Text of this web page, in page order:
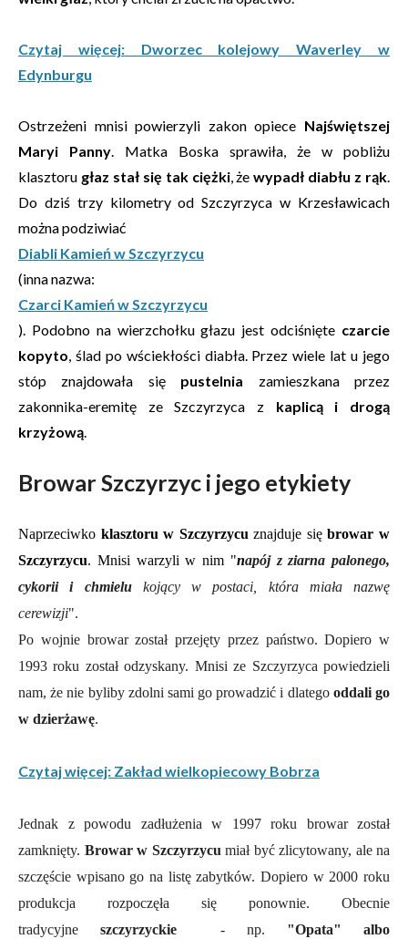
Czytaj więcej: Dworzec kolejowy Waverley w
Edynburgu
Ostrzeżeni mnisi powierzyli zakon opiece Najświętszej
Maryi Panny. Matka Boska sprawiła, że w pobliżu
klasztoru głaz stał się tak ciężki, żewypadł diabłu z rąk.
Do dziś trzy kilometry od Szczyrzyca w Krzesławicach
można podziwiać
Diabli Kamień w Szczyrzycu
(inna nazwa:
Czarci Kamień w Szczyrzycu
). Podobno na wierzchołku głazu jest odciśnięte czarcie
kopyto, ślad po wściekłości diabła. Przez wiele lat u jego
stóp znajdowała się pustelnia zamieszkana przez
zakonnika-eremitę ze Szczyrzyca z kaplicą i drogą
krzyżową.
Browar Szczyrzyc i jego etykiety
Naprzeciwko klasztoru w Szczyrzycu znajduje siębrowar w
Szczyrzycu. Mnisi warzyli w nim "napój z ziarna palonego,
cykorii i chmielukojący w postaci, która miała nazwę
cerewizji".
Po wojnie browar został przejęty przez państwo. Dopiero w
1993 roku został odzyskany. Mnisi ze Szczyrzyca powiedzieli
nam, że nie byliby zdolni sami go prowadzić i dlatego oddali go
w dzierżawę.
Czytaj więcej: Zakład wielkopiecowy Bobrza
Jednak z powodu zadłużenia w 1997 roku browar został
zamknięty. Browar w Szczyrzycu miał być zlicytowany, ale na
szczęście wpisano go na listę zabytków. Dopiero w 2000 roku
produkcja rozpoczęła się ponownie. Obecnie
tradycyjne szczyrzyckie - np.
"Opata" albo